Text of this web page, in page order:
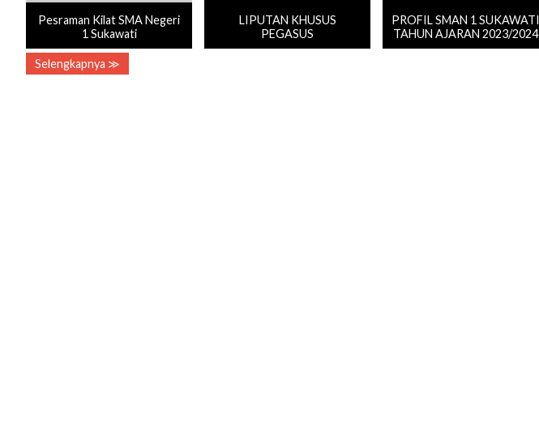
Pesraman Kilat SMA Negeri
1 Sukawati
LIPUTAN KHUSUS
PEGASUS
PROFIL SMAN 1 SUKAWATI
TAHUN AJARAN 2023/2024
Selengkapnya ≫